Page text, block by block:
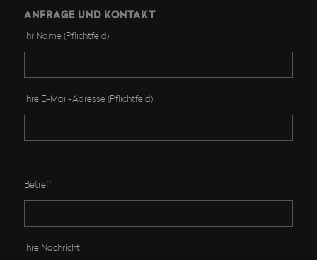
ANFRAGE UND KONTAKT
Ihr Name (Pflichtfeld)
Ihre E-Mail-Adresse (Pflichtfeld)
Betreff
Ihre Nachricht